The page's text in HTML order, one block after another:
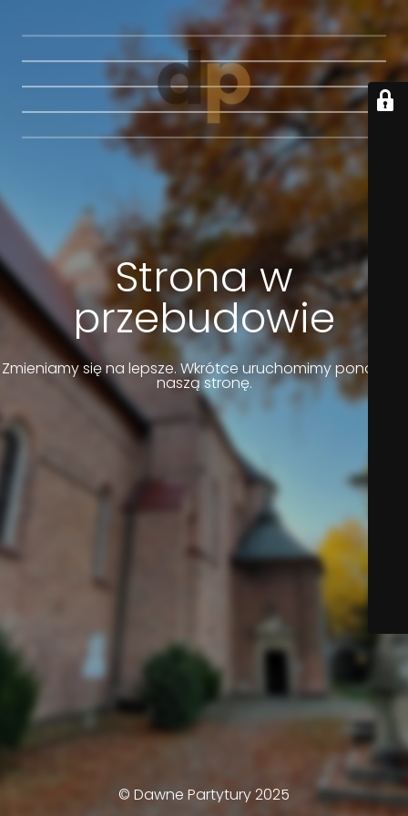
Strona w
przebudowie
Zmieniamy się na lepsze. Wkrótce uruchomimy ponownie
naszą stronę.
© Dawne Partytury 2025